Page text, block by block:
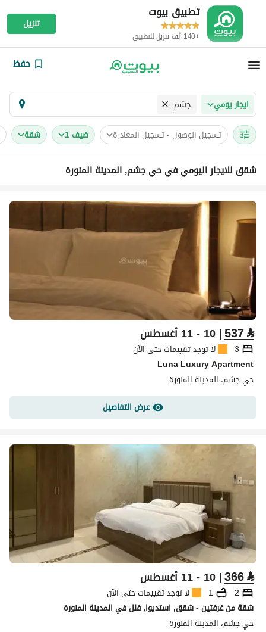
تطبيق بيوت
+140 ألف تنزيل للتطبيق
تنزيل
حفظ
ايجار يومي جشم
تسجيل الوصول - تسجيل المغادرة ضيف 1 شقة
شقق للايجار اليومي في حي جشم, المدينة المنورة
⃁
537| 10 - 11 أغسطس
3
لا توجد تقييمات حتى الآن
Luna Luxury Apartment
حي جشم، المدينة المنورة
عرض التفاصيل
⃁
366| 10 - 11 أغسطس
2
1
لا توجد تقييمات حتى الآن
شقة من غرفتين - شقق, استديوا, فلل في المدينة المنورة
حي جشم، المدينة المنورة